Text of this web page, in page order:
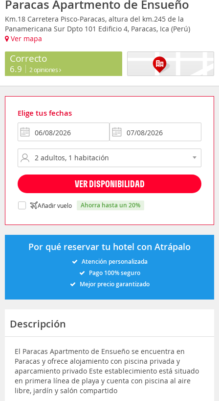
Paracas Apartmento de Ensueño
Km.18 Carretera Pisco-Paracas, altura del km.245 de la
Panamericana Sur Dpto 101 Edificio 4, Paracas, Ica (Perú)
Ver mapa
Correcto
6.9 2 opiniones
Elige tus fechas
VER DISPONIBILIDAD
Añadir vuelo ahorra hasta un 20%
Por qué reservar tu hotel con Atrápalo
Atención personalizada
Pago 100% seguro
Mejor precio garantizado
Descripción
El Paracas Apartmento de Ensueño se encuentra en
Paracas y ofrece alojamiento con piscina privada y
aparcamiento privado Este establecimiento está situado
en primera línea de playa y cuenta con piscina al aire
libre, jardín y salón compartido